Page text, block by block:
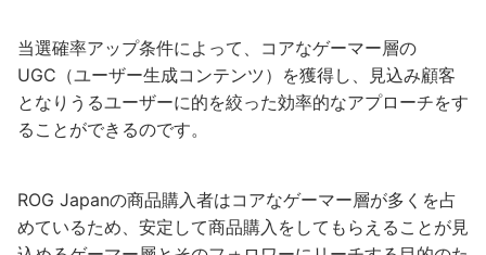
当選確率アップ条件によって、コアなゲーマー層の
UGC（ユーザー生成コンテンツ）を獲得し、見込み顧客
となりうるユーザーに的を絞った効率的なアプローチをす
ることができるのです。
ROG Japanの商品購入者はコアなゲーマー層が多くを占
めているため、安定して商品購入をしてもらえることが見